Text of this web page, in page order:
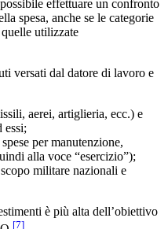
effettuare un confronto
spesa, anche se le categorie
utilizzate
versati dal datore di lavoro e
aerei, artiglieria, ecc.) e
essi;
per manutenzione,
alla voce “esercizio”);
militare nazionali e
è più alta dell’obiettivo
[7]